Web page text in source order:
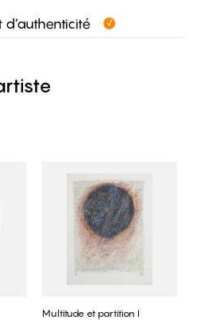
d’authenticité
Multitude et partition I